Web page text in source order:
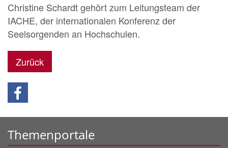
Christine Schardt gehört zum Leitungsteam der
IACHE, der internationalen Konferenz der
Seelsorgenden an Hochschulen.
Zurück
Themenportale